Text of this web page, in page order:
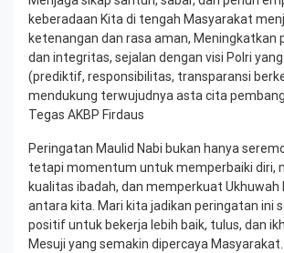
keberadaan Kita di tengah Masyarakat
ketenangan dan rasa aman, Meningkatkan
dan integritas, sejalan dengan visi Polri
(prediktif, responsibilitas, transparansi
mendukung terwujudnya asta cita
Tegas AKBP Firdaus
Peringatan Maulid Nabi bukan hanya
tetapi momentum untuk memperbaiki diri,
kualitas ibadah, dan memperkuat Ukhuwah
antara kita. Mari kita jadikan peringatan ini
positif untuk bekerja lebih baik, tulus, dan
Mesuji yang semakin dipercaya